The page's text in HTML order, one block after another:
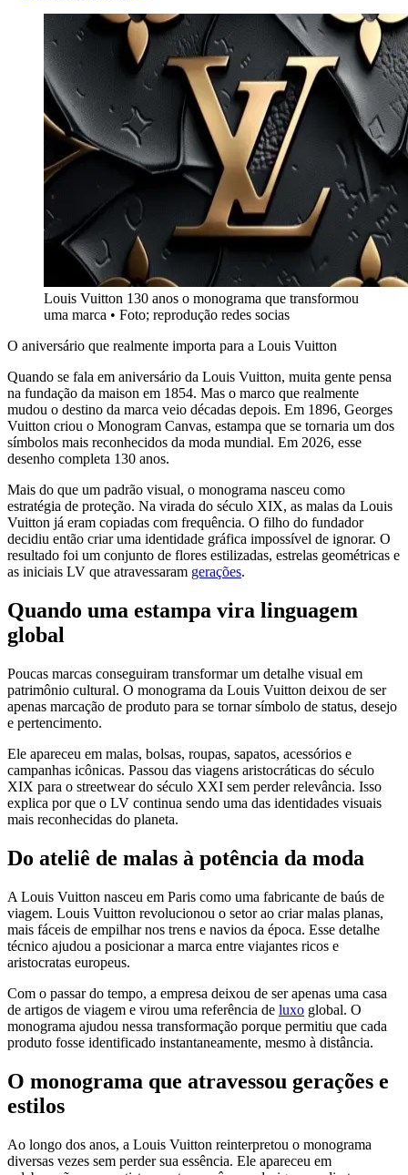
Louis Vuitton 130 anos o monograma que transformou
uma marca • Foto; reprodução redes socias
O aniversário que realmente importa para a Louis Vuitton
Quando se fala em aniversário da Louis Vuitton, muita gente pensa
na fundação da maison em 1854. Mas o marco que realmente
mudou o destino da marca veio décadas depois. Em 1896, Georges
Vuitton criou o Monogram Canvas, estampa que se tornaria um dos
símbolos mais reconhecidos da moda mundial. Em 2026, esse
desenho completa 130 anos.
Mais do que um padrão visual, o monograma nasceu como
estratégia de proteção. Na virada do século XIX, as malas da Louis
Vuitton já eram copiadas com frequência. O filho do fundador
decidiu então criar uma identidade gráfica impossível de ignorar. O
resultado foi um conjunto de flores estilizadas, estrelas geométricas e
as iniciais LV que atravessaram gerações.
Quando uma estampa vira linguagem
global
Poucas marcas conseguiram transformar um detalhe visual em
patrimônio cultural. O monograma da Louis Vuitton deixou de ser
apenas marcação de produto para se tornar símbolo de status, desejo
e pertencimento.
Ele apareceu em malas, bolsas, roupas, sapatos, acessórios e
campanhas icônicas. Passou das viagens aristocráticas do século
XIX para o streetwear do século XXI sem perder relevância. Isso
explica por que o LV continua sendo uma das identidades visuais
mais reconhecidas do planeta.
Do ateliê de malas à potência da moda
A Louis Vuitton nasceu em Paris como uma fabricante de baús de
viagem. Louis Vuitton revolucionou o setor ao criar malas planas,
mais fáceis de empilhar nos trens e navios da época. Esse detalhe
técnico ajudou a posicionar a marca entre viajantes ricos e
aristocratas europeus.
Com o passar do tempo, a empresa deixou de ser apenas uma casa
de artigos de viagem e virou uma referência de luxo global. O
monograma ajudou nessa transformação porque permitiu que cada
produto fosse identificado instantaneamente, mesmo à distância.
O monograma que atravessou gerações e
estilos
Ao longo dos anos, a Louis Vuitton reinterpretou o monograma
diversas vezes sem perder sua essência. Ele apareceu em